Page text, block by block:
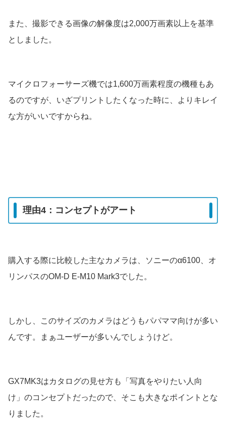
また、撮影できる画像の解像度は2,000万画素以上を基準
としました。
マイクロフォーサーズ機では1,600万画素程度の機種もあ
るのですが、いざプリントしたくなった時に、よりキレイ
な方がいいですからね。
理由4：コンセプトがアート
購入する際に比較した主なカメラは、ソニーのα6100、オ
リンパスのOM-D E-M10 Mark3でした。
しかし、このサイズのカメラはどうもパパママ向けが多い
んです。まぁユーザーが多いんでしょうけど。
GX7MK3はカタログの見せ方も「写真をやりたい人向
け」のコンセプトだったので、そこも大きなポイントとな
りました。